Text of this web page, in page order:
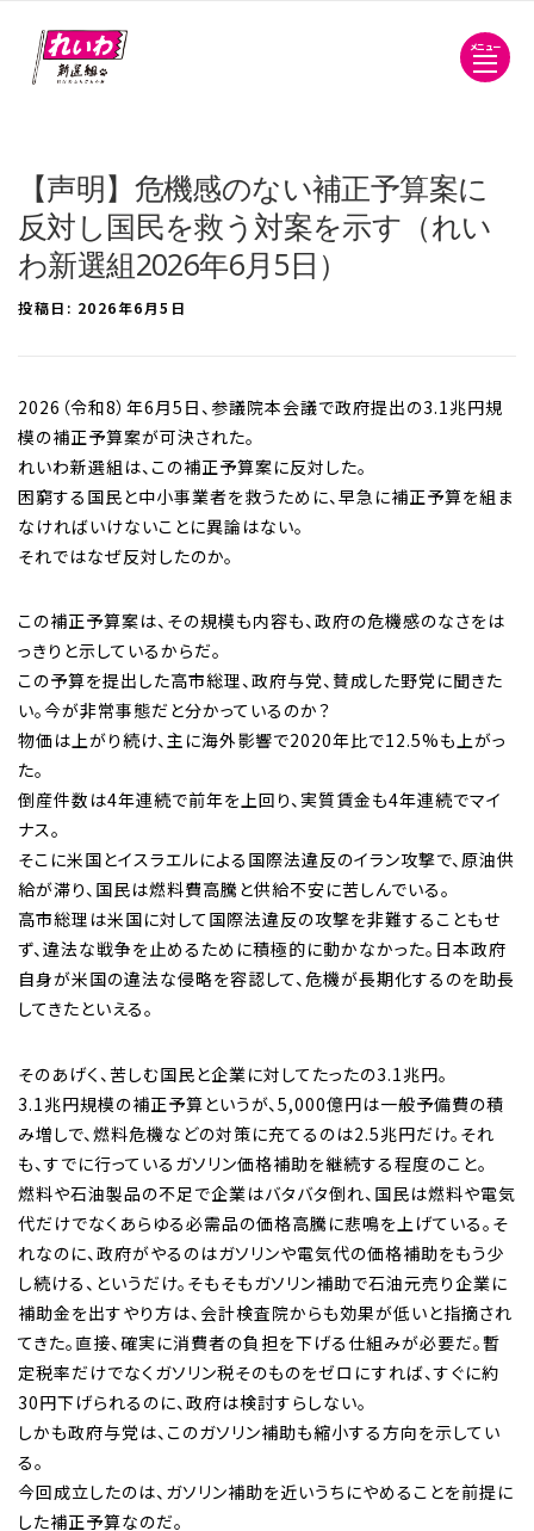
メニュー
【声明】危機感のない補正予算案に
反対し国民を救う対案を示す（れい
わ新選組2026年6月5日）
投稿日: 2026年6月5日
2026（令和8）年6月5日、参議院本会議で政府提出の3.1兆円規
模の補正予算案が可決された。
れいわ新選組は、この補正予算案に反対した。
困窮する国民と中小事業者を救うために、早急に補正予算を組ま
なければいけないことに異論はない。
それではなぜ反対したのか。
この補正予算案は、その規模も内容も、政府の危機感のなさをは
っきりと示しているからだ。
この予算を提出した高市総理、政府与党、賛成した野党に聞きた
い。今が非常事態だと分かっているのか？
物価は上がり続け、主に海外影響で2020年比で12.5%も上がっ
た。
倒産件数は4年連続で前年を上回り、実質賃金も4年連続でマイ
ナス。
そこに米国とイスラエルによる国際法違反のイラン攻撃で、原油供
給が滞り、国民は燃料費高騰と供給不安に苦しんでいる。
高市総理は米国に対して国際法違反の攻撃を非難することもせ
ず、違法な戦争を止めるために積極的に動かなかった。日本政府
自身が米国の違法な侵略を容認して、危機が長期化するのを助長
してきたといえる。
そのあげく、苦しむ国民と企業に対してたったの3.1兆円。
3.1兆円規模の補正予算というが、5,000億円は一般予備費の積
み増しで、燃料危機などの対策に充てるのは2.5兆円だけ。それ
も、すでに行っているガソリン価格補助を継続する程度のこと。
燃料や石油製品の不足で企業はバタバタ倒れ、国民は燃料や電気
代だけでなくあらゆる必需品の価格高騰に悲鳴を上げている。そ
れなのに、政府がやるのはガソリンや電気代の価格補助をもう少
し続ける、というだけ。そもそもガソリン補助で石油元売り企業に
補助金を出すやり方は、会計検査院からも効果が低いと指摘され
てきた。直接、確実に消費者の負担を下げる仕組みが必要だ。暫
定税率だけでなくガソリン税そのものをゼロにすれば、すぐに約
30円下げられるのに、政府は検討すらしない。
しかも政府与党は、このガソリン補助も縮小する方向を示してい
る。
今回成立したのは、ガソリン補助を近いうちにやめることを前提に
した補正予算なのだ。